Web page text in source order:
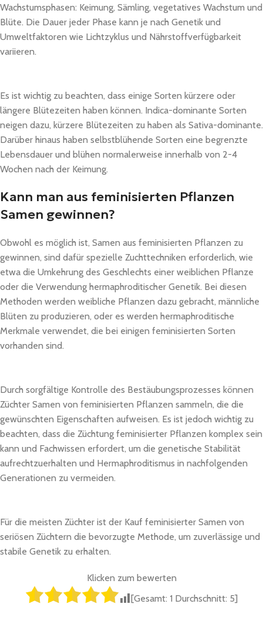
Wachstumsphasen: Keimung, Sämling, vegetatives Wachstum und
Blüte. Die Dauer jeder Phase kann je nach Genetik und
Umweltfaktoren wie Lichtzyklus und Nährstoffverfügbarkeit
variieren.
Es ist wichtig zu beachten, dass einige Sorten kürzere oder
längere Blütezeiten haben können. Indica-dominante Sorten
neigen dazu, kürzere Blütezeiten zu haben als Sativa-dominante.
Darüber hinaus haben selbstblühende Sorten eine begrenzte
Lebensdauer und blühen normalerweise innerhalb von 2-4
Wochen nach der Keimung.
Kann man aus feminisierten Pflanzen
Samen gewinnen?
Obwohl es möglich ist, Samen aus feminisierten Pflanzen zu
gewinnen, sind dafür spezielle Zuchttechniken erforderlich, wie
etwa die Umkehrung des Geschlechts einer weiblichen Pflanze
oder die Verwendung hermaphroditischer Genetik. Bei diesen
Methoden werden weibliche Pflanzen dazu gebracht, männliche
Blüten zu produzieren, oder es werden hermaphroditische
Merkmale verwendet, die bei einigen feminisierten Sorten
vorhanden sind.
Durch sorgfältige Kontrolle des Bestäubungsprozesses können
Züchter Samen von feminisierten Pflanzen sammeln, die die
gewünschten Eigenschaften aufweisen. Es ist jedoch wichtig zu
beachten, dass die Züchtung feminisierter Pflanzen komplex sein
kann und Fachwissen erfordert, um die genetische Stabilität
aufrechtzuerhalten und Hermaphroditismus in nachfolgenden
Generationen zu vermeiden.
Für die meisten Züchter ist der Kauf feminisierter Samen von
seriösen Züchtern die bevorzugte Methode, um zuverlässige und
stabile Genetik zu erhalten.
Klicken zum bewerten
[Gesamt: 1 Durchschnitt: 5]